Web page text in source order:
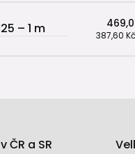
– 1 m 387,60
ČR a SR